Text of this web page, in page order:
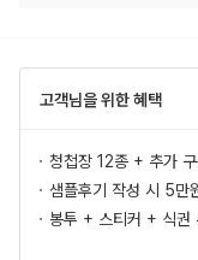
고객님을 위한 혜택
청첩장 12종 + 추가
샘플후기 작성 시 5만
봉투 + 스티커 + 식권